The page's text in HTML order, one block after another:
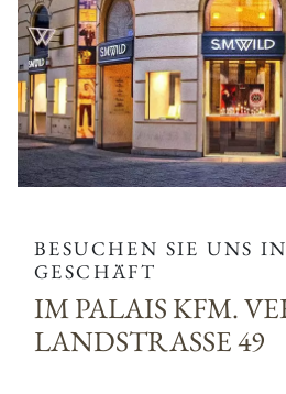
BESUCHEN SIE UNS
GESCHÄFT
IM PALAIS KFM.
LANDSTRASSE 49